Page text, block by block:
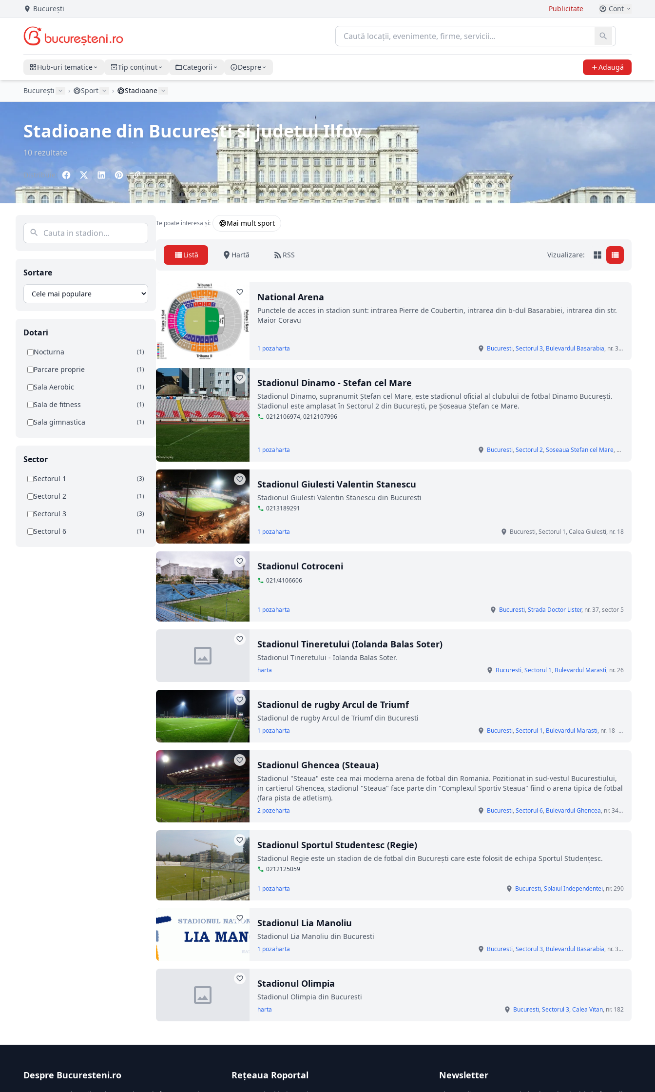
București Publicitate Cont
Hub-uri tematice Tip conținut Categorii Despre Adaugă
București › Sport › Stadioane
Stadioane din București și județul Ilfov
10 rezultate
Distribuie:
Sortare
Dotari
Nocturna (1)
Parcare proprie (1)
Sala Aerobic (1)
Sala de fitness (1)
Sala gimnastica (1)
Sector
Sectorul 1 (3)
Sectorul 2 (1)
Sectorul 3 (3)
Sectorul 6 (1)
Te poate interesa și: Mai mult sport
Listă Hartă RSS Vizualizare:
National Arena
Punctele de acces in stadion sunt: intrarea Pierre de Coubertin, intrarea din b-dul Basarabiei, intrarea din str.
Maior Coravu
1 pozaharta Bucuresti,Sectorul 3, Bulevardul Basarabia, nr. 37-39
Stadionul Dinamo - Stefan cel Mare
Stadionul Dinamo, supranumit Ștefan cel Mare, este stadionul oficial al clubului de fotbal Dinamo București.
Stadionul este amplasat în Sectorul 2 din București, pe Șoseaua Ștefan ce Mare.
0212106974, 0212107996
1 pozaharta Bucuresti,Sectorul 2,Soseaua Stefan cel Mare, nr. 7-9
Stadionul Giulesti Valentin Stanescu
Stadionul Giulesti Valentin Stanescu din Bucuresti
0213189291
1 pozaharta Bucuresti, Sectorul 1, Calea Giulesti, nr. 18
Stadionul Cotroceni
021/4106606
1 pozaharta Bucuresti,Strada Doctor Lister, nr. 37, sector 5
Stadionul Tineretului (Iolanda Balas Soter)
Stadionul Tineretului - Iolanda Balas Soter.
harta Bucuresti,Sectorul 1, Bulevardul Marasti, nr. 26
Stadionul de rugby Arcul de Triumf
Stadionul de rugby Arcul de Triumf din Bucuresti
1 pozaharta Bucuresti,Sectorul 1, Bulevardul Marasti, nr. 18 - 20
Stadionul Ghencea (Steaua)
Stadionul "Steaua" este cea mai moderna arena de fotbal din Romania. Pozitionat in sud-vestul Bucurestiului,
in cartierul Ghencea, stadionul "Steaua" face parte din "Complexul Sportiv Steaua" fiind o arena tipica de fotbal
(fara pista de atletism).
2 pozeharta Bucuresti,Sectorul 6, Bulevardul Ghencea, nr. 34-35
Stadionul Sportul Studentesc (Regie)
Stadionul Regie este un stadion de de fotbal din București care este folosit de echipa Sportul Studențesc.
0212125059
1 pozaharta Bucuresti,Splaiul Independentei, nr. 290
Stadionul Lia Manoliu
Stadionul Lia Manoliu din Bucuresti
1 pozaharta Bucuresti,Sectorul 3, Bulevardul Basarabia, nr. 37-39
Stadionul Olimpia
Stadionul Olimpia din Bucuresti
harta Bucuresti,Sectorul 3,Calea Vitan, nr. 182
Despre Bucuresteni.ro Rețeaua Roportal Newsletter